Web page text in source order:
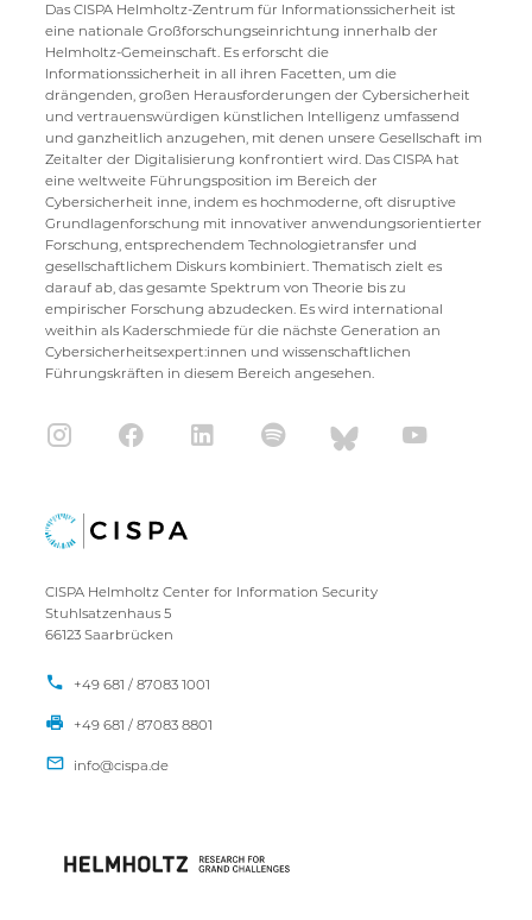
Das CISPA Helmholtz-Zentrum für Informationssicherheit ist
eine nationale Großforschungseinrichtung innerhalb der
Helmholtz-Gemeinschaft. Es erforscht die
Informationssicherheit in all ihren Facetten, um die
drängenden, großen Herausforderungen der Cybersicherheit
und vertrauenswürdigen künstlichen Intelligenz umfassend
und ganzheitlich anzugehen, mit denen unsere Gesellschaft im
Zeitalter der Digitalisierung konfrontiert wird. Das CISPA hat
eine weltweite Führungsposition im Bereich der
Cybersicherheit inne, indem es hochmoderne, oft disruptive
Grundlagenforschung mit innovativer anwendungsorientierter
Forschung, entsprechendem Technologietransfer und
gesellschaftlichem Diskurs kombiniert. Thematisch zielt es
darauf ab, das gesamte Spektrum von Theorie bis zu
empirischer Forschung abzudecken. Es wird international
weithin als Kaderschmiede für die nächste Generation an
Cybersicherheitsexpert:innen und wissenschaftlichen
Führungskräften in diesem Bereich angesehen.
CISPA Helmholtz Center for Information Security
Stuhlsatzenhaus 5
66123 Saarbrücken
+49 681 / 87083 1001
+49 681 / 87083 8801